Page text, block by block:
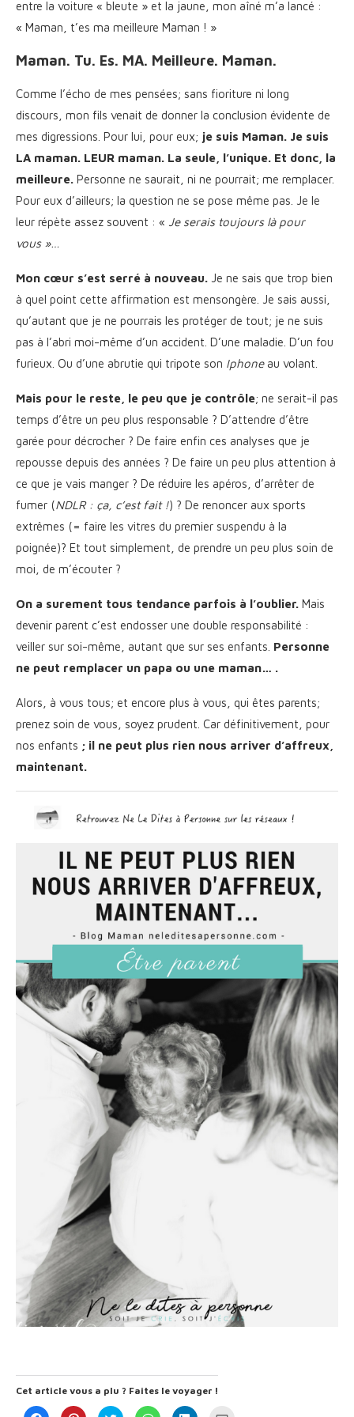
entre la voiture « bleute » et la jaune, mon aîné m’a lancé :
« Maman, t’es ma meilleure Maman ! »
Maman. Tu. Es. MA. Meilleure. Maman.
Comme l’écho de mes pensées; sans fioriture ni long
discours, mon fils venait de donner la conclusion évidente de
mes digressions. Pour lui, pour eux; je suis Maman. Je suis
LA maman. LEUR maman. La seule, l’unique. Et donc, la
meilleure. Personne ne saurait, ni ne pourrait; me remplacer.
Pour eux d’ailleurs; la question ne se pose même pas. Je le
leur répète assez souvent : « Je serais toujours là pour
vous »…
Mon cœur s’est serré à nouveau. Je ne sais que trop bien
à quel point cette affirmation est mensongère. Je sais aussi,
qu’autant que je ne pourrais les protéger de tout; je ne suis
pas à l’abri moi-même d’un accident. D’une maladie. D’un fou
furieux. Ou d’une abrutie qui tripote son Iphoneau volant.
Mais pour le reste, le peu que je contrôle; ne serait-il pas
temps d’être un peu plus responsable ? D’attendre d’être
garée pour décrocher ? De faire enfin ces analyses que je
repousse depuis des années ? De faire un peu plus attention à
ce que je vais manger ? De réduire les apéros, d’arrêter de
fumer (NDLR : ça, c’est fait !) ? De renoncer aux sports
extrêmes (= faire les vitres du premier suspendu à la
poignée)? Et tout simplement, de prendre un peu plus soin de
moi, de m’écouter ?
On a surement tous tendance parfois à l’oublier. Mais
devenir parent c’est endosser une double responsabilité :
veiller sur soi-même, autant que sur ses enfants. Personne
ne peut remplacer un papa ou une maman… .
Alors, à vous tous; et encore plus à vous, qui êtes parents;
prenez soin de vous, soyez prudent. Car définitivement, pour
nos enfants ; il ne peut plus rien nous arriver d’affreux,
maintenant.
Cet article vous a plu ? Faites le voyager !